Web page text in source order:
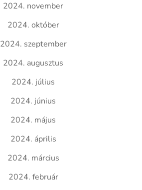
2024. november
2024. október
2024. szeptember
2024. augusztus
2024. július
2024. június
2024. május
2024. április
2024. március
2024. február